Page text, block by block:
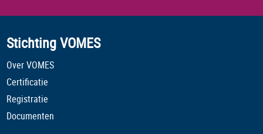
Stichting VOMES
Over VOMES
Certificatie
Registratie
Documenten